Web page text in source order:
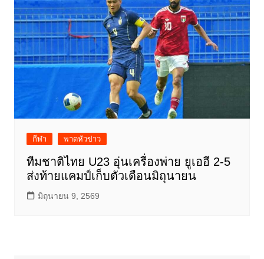
กีฬา พาดหัวข่าว
ทีมชาติไทย U23 อุ่นเครื่องพ่าย ยูเออี 2-5
ส่งท้ายแคมป์เก็บตัวเดือนมิถุนายน
มิถุนายน 9, 2569